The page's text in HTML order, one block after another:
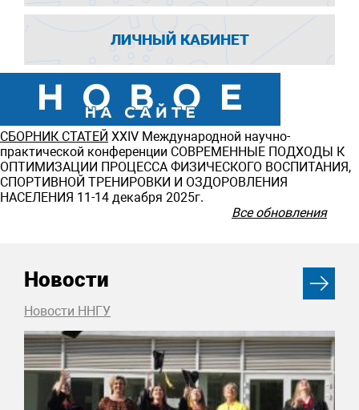
ЛИЧНЫЙ КАБИНЕТ
СБОРНИК СТАТЕЙ ХXIV Международной научно-
практической конференции СОВРЕМЕННЫЕ ПОДХОДЫ К
ОПТИМИЗАЦИИ ПРОЦЕССА ФИЗИЧЕСКОГО ВОСПИТАНИЯ,
СПОРТИВНОЙ ТРЕНИРОВКИ И ОЗДОРОВЛЕНИЯ
НАСЕЛЕНИЯ 11-14 декабря 2025г.
Все обновления
Новости
Новости ННГУ